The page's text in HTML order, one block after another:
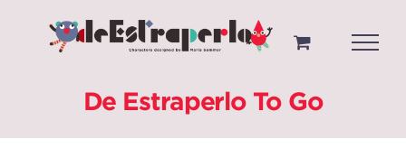
contenido
De Estraperlo To Go